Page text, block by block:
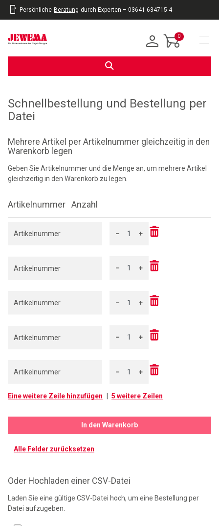
Persönliche Beratung durch Experten – 03641 634715 4
0
Schnellbestellung und Bestellung per
Datei
Mehrere Artikel per Artikelnummer gleichzeitig in den
Warenkorb legen
Geben Sie Artikelnummer und die Menge an, um mehrere Artikel
gleichzeitig in den Warenkorb zu legen.
Artikelnummer Anzahl
– +
– +
– +
– +
– +
Eine weitere Zeile hinzufügen
5 weitere Zeilen
In den Warenkorb
Alle Felder zurücksetzen
Oder Hochladen einer CSV-Datei
Laden Sie eine gültige CSV-Datei hoch, um eine Bestellung per
Datei aufzugeben.